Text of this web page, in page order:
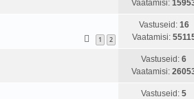
Vaatamisi:
1 2
Vastuseid: 16
Vaatamisi:
Vastuseid: 6
Vaatamisi:
Vastuseid: 5